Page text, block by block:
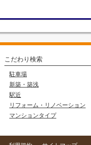
こだわり検索
駐車場
新築・築浅
駅近
リフォーム・リノベーション
マンションタイプ